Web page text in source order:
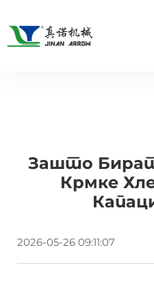
Зашто
Крмке
2026-05-26 09:11:07